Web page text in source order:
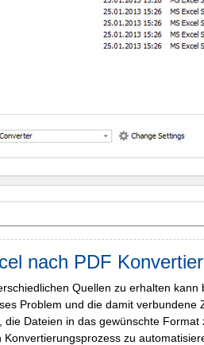
nach PDF
Quellen zu erhalten
Problem und die damit verbundene
die Dateien in das gewünschte
Konvertierungsprozess zu